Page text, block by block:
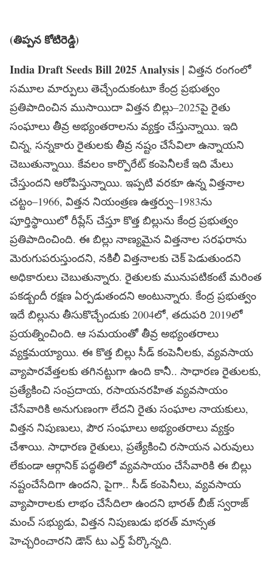
(తిప్పన కోటిరెడ్డి)
India Draft Seeds Bill 2025 Analysis | విత్తన రంగంలో
సమూల మార్పులు తెచ్చేందుకంటూ కేంద్ర ప్రభుత్వం
ప్రతిపాదించిన ముసాయిదా విత్తన బిల్లు–2025పై రైతు
సంఘాలు తీవ్ర అభ్యంతరాలను వ్యక్తం చేస్తున్నాయి. ఇది
చిన్న, సన్నకారు రైతులకు తీవ్ర నష్టం చేసేవిలా ఉన్నాయని
చెబుతున్నాయి. కేవలం కార్పొరేట్‌ కంపెనీలకే ఇది మేలు
చేస్తుందని ఆరోపిస్తున్నాయి. ఇప్పటి వరకూ ఉన్న విత్తనాల
చట్టం–1966, విత్తన నియంత్రణ ఉత్తర్వు–1983ను
పూర్తిస్థాయిలో రీప్లేస్‌ చేస్తూ కొత్త బిల్లును కేంద్ర ప్రభుత్వం
ప్రతిపాదించింది. ఈ బిల్లు నాణ్యమైన విత్తనాల సరఫరాను
మెరుగుపరుస్తుందని, నకిలీ విత్తనాలకు చెక్‌ పెడుతుందని
అధికారులు చెబుతున్నారు. రైతులకు మునుపటికంటే మరింత
పకడ్బందీ రక్షణ ఏర్పడుతందని అంటున్నారు. కేంద్ర ప్రభుత్వం
ఇదే బిల్లును తీసుకొచ్చేందుకు 2004లో, తదుపరి 2019లో
ప్రయత్నించింది. ఆ సమయంతో తీవ్ర అభ్యంతరాలు
వ్యక్తమయ్యాయి. ఈ కొత్త బిల్లు సీడ్‌ కంపెనీలకు, వ్యవసాయ
వ్యాపారవేత్తలకు తగినట్టుగా ఉంది కానీ.. సాధారణ రైతులకు,
ప్రత్యేకించి సంప్రదాయ, రసాయనరహిత వ్యవసాయం
చేసేవారికి అనుగుణంగా లేదని రైతు సంఘాల నాయకులు,
విత్తన నిపుణులు, పౌర సంఘాలు అభ్యంతరాలు వ్యక్తం
చేశాయి. సాధారణ రైతులు, ప్రత్యేకించి రసాయన ఎరువులు
లేకుండా ఆర్గానిక్‌ పద్ధతిలో వ్యవసాయం చేసేవారికి ఈ బిల్లు
నష్టంచేసేదిగా ఉందని, పైగా.. సీడ్‌ కంపెనీలు, వ్యవసాయ
వ్యాపారాలకు లాభం చేసేదిలా ఉందని భారత్‌ బీజ్‌ స్వరాజ్‌
మంచ్‌ సభ్యుడు, విత్తన నిపుణుడు భరత్‌ మాన్సత
హెచ్చరించారని డౌన్‌ టు ఎర్త్‌ పేర్కొన్నది.